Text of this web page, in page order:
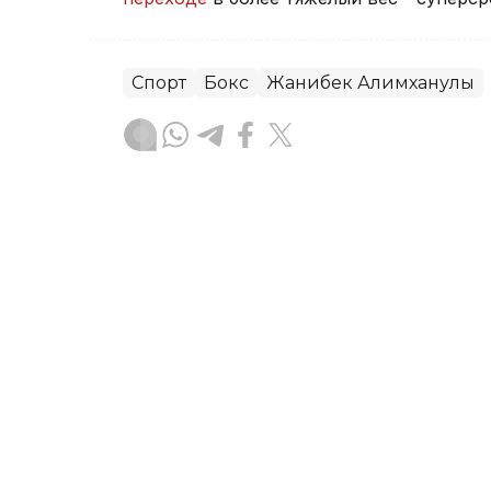
Спорт Бокс Жанибек Алимханулы